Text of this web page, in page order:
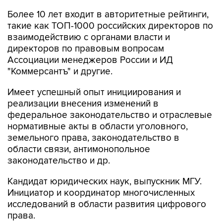
Более 10 лет входит в авторитетные рейтинги,
такие как ТОП-1000 российских директоров по
взаимодействию с органами власти и
директоров по правовым вопросам
Ассоциации менеджеров России и ИД
"Коммерсантъ" и другие.
Имеет успешный опыт инициирования и
реализации внесения изменений в
федеральное законодательство и отраслевые
нормативные акты в области уголовного,
земельного права, законодательство в
области связи, антимонопольное
законодательство и др.
Кандидат юридических наук, выпускник МГУ.
Инициатор и координатор многочисленных
исследований в области развития цифрового
права.